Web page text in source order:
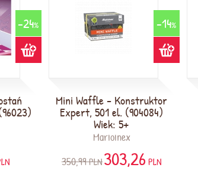
-24% -14%
Mini Waffle - Konstruktor
Expert, 501 el. (904084)
Wiek: 5+
Marioinex
350,99PLN303,26 PLN